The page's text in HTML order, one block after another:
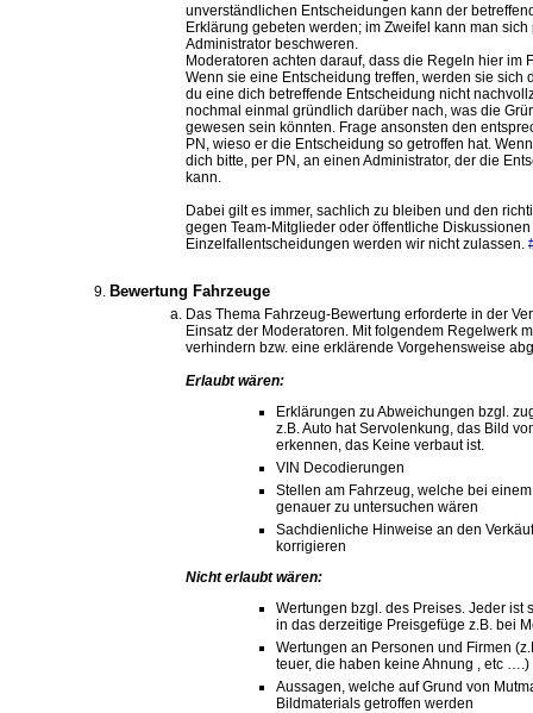
unverständlichen Entscheidungen kann der
Erklärung gebeten werden; im Zweifel kann man
Administrator beschweren.
Moderatoren achten darauf, dass die Regeln hier im
Wenn sie eine Entscheidung treffen, werden sie sich
du eine dich betreffende Entscheidung nicht
nochmal einmal gründlich darüber nach, was die
gewesen sein könnten. Frage ansonsten den
PN, wieso er die Entscheidung so getroffen hat.
dich bitte, per PN, an einen Administrator, der die
kann.
Dabei gilt es immer, sachlich zu bleiben und den
gegen Team-Mitglieder oder öffentliche
Einzelfallentscheidungen werden wir nicht zulassen.
Bewertung Fahrzeuge
Das Thema Fahrzeug-Bewertung erforderte in der
Einsatz der Moderatoren. Mit folgendem Regelwerk
verhindern bzw. eine erklärende Vorgehensweise
Erlaubt wären:
Erklärungen zu Abweichungen bzgl.
z.B. Auto hat Servolenkung, das Bild
erkennen, das Keine verbaut ist.
VIN Decodierungen
Stellen am Fahrzeug, welche bei
genauer zu untersuchen wären
Sachdienliche Hinweise an den
korrigieren
Nicht erlaubt wären:
Wertungen bzgl. des Preises. Jeder ist
in das derzeitige Preisgefüge z.B. bei
Wertungen an Personen und Firmen
teuer, die haben keine Ahnung , etc ….)
Aussagen, welche auf Grund von
Bildmaterials getroffen werden